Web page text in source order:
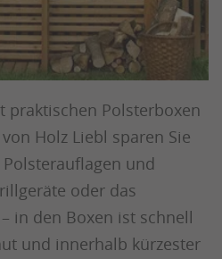
praktischen Polsterboxen
Holz Liebl sparen Sie
und
oder das
in den Boxen ist schnell
und innerhalb kürzester